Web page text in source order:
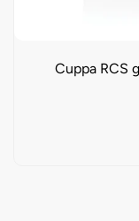
Cuppa RCS